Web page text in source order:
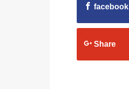
facebook
Share